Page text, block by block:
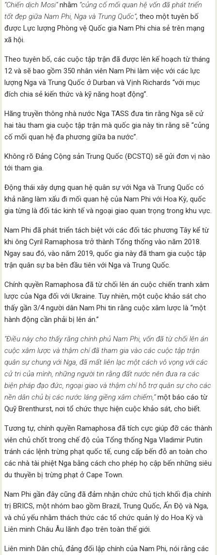
“Chiến dịch Mosi”nhằm “củng cố mối quan hệ vốn đã phát triển
tốt đẹp giữa Nam Phi, Nga và Trung Quốc”, theo một tuyên bố
được Lực lượng Phòng vệ Quốc gia Nam Phi chia sẻ trên mạng
xã hội.
Theo tuyên bố, các cuộc tập trận đã được lên kế hoạch từ tháng
12 và sẽ bao gồm 350 nhân viên Nam Phi làm việc với các lực
lượng Nga và Trung Quốc ở Durban và Vịnh Richards “với mục
đích chia sẻ kiến thức và kỹ năng hoạt động”.
Hãng truyền thông nhà nước Nga TASS đưa tin rằng Nga sẽ cử
hai tàu tham gia cuộc tập trận mà quốc gia này tin rằng sẽ “củng
cố mối quan hệ đa phương giữa ba nước”.
Không rõ Đảng Cộng sản Trung Quốc (ĐCSTQ) sẽ gửi đơn vị nào
tới tham gia.
Động thái xây dựng quan hệ quân sự với Nga và Trung Quốc có
khả năng làm xấu đi mối quan hệ của Nam Phi với Hoa Kỳ, quốc
gia từng là đối tác kinh tế và ngoại giao quan trọng trong khu vực.
Nam Phi đã phát triển tách biệt với các đối tác phương Tây kể từ
khi ông Cyril Ramaphosa trở thành Tổng thống vào năm 2018.
Ngay sau đó, vào năm 2019, quốc gia này đã tham gia cuộc tập
trận quân sự ba bên đầu tiên với Nga và Trung Quốc.
Chính quyền Ramaphosa đã từ chối lên án cuộc chiến tranh xâm
lược của Nga đối với Ukraine. Tuy nhiên, một cuộc khảo sát cho
thấy gần 3/4 người dân Nam Phi tin rằng cuộc xâm lược là “một
hành động cần phải bị lên án.”
“Điều này cho thấy rằng chính phủ Nam Phi, vốn đã từ chối lên án
cuộc xâm lược và thậm chí đã tham gia vào các cuộc tập trận
quân sự chung với Nga, đã mất liên lạc một cách vô vọng với các
cử tri của mình, những người tin rằng đất nước nên đưa ra các
biện pháp đạo đức, ngoại giao và thậm chí hỗ trợ quân sự cho các
nền dân chủ bị các nước láng giềng xâm chiếm,”một báo cáo từ
Quỹ Brenthurst, nơi tổ chức thực hiện cuộc khảo sát, cho biết.
Tương tự, chính quyền Ramaphosa đã tích cực giúp đỡ các thành
viên chủ chốt trong chế độ của Tổng thống Nga Vladimir Putin
tránh các lệnh trừng phạt quốc tế, cung cấp bến đỗ an toàn cho
các nhà tài phiệt Nga bằng cách cho phép họ cập bến những siêu
du thuyền bị trừng phạt ở Cape Town.
Nam Phi gần đây cũng đã đảm nhận chức chủ tịch khối địa chính
trị BRICS, một nhóm bao gồm Brazil, Trung Quốc, Ấn Độ và Nga,
và chủ yếu nhằm thách thức các tổ chức quản lý do Hoa Kỳ và
Liên minh Châu Âu lãnh đạo trên toàn thế giới.
Liên minh Dân chủ, đảng đối lập chính của Nam Phi, nói rằng các